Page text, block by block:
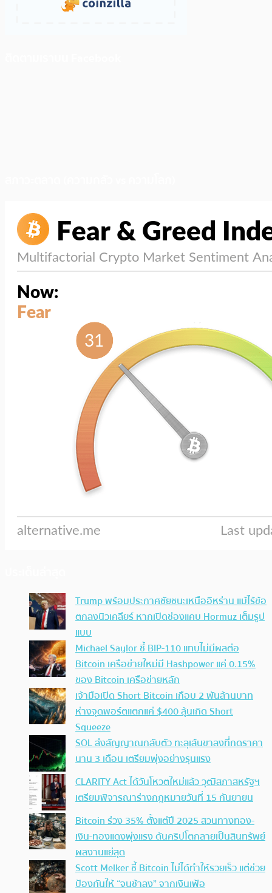
Trump พร้อมประกาศชัยชนะเหนืออิหร่าน แม้ไร้ข้อ
ตกลงนิวเคลียร์ หากเปิดช่องแคบ Hormuz เต็มรูป
แบบ
Michael Saylor ชี้ BIP-110 แทบไม่มีผลต่อ
Bitcoin เครือข่ายใหม่มี Hashpower แค่ 0.15%
ของ Bitcoin เครือข่ายหลัก
เจ้ามือเปิด Short Bitcoin เกือบ 2 พันล้านบาท
ห่างจุดพอร์ตแตกแค่ $400 ลุ้นเกิด Short
Squeeze
SOL ส่งสัญญาณกลับตัว ทะลุเส้นขาลงที่กดราคา
นาน 3 เดือน เตรียมพุ่งอย่างรุนแรง
CLARITY Act ได้วันโหวตใหม่แล้ว วุฒิสภาสหรัฐฯ
เตรียมพิจารณาร่างกฎหมายวันที่ 15 กันยายน
Bitcoin ร่วง 35% ตั้งแต่ปี 2025 สวนทางทอง-
เงิน-ทองแดงพุ่งแรง ดันคริปโตกลายเป็นสินทรัพย์
ผลงานแย่สุด
Scott Melker ชี้ Bitcoin ไม่ได้ทำให้รวยเร็ว แต่ช่วย
ป้องกันให้ “จนช้าลง” จากเงินเฟ้อ